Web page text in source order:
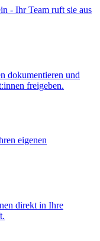
- Ihr Team ruft sie aus
dokumentieren und
freigeben.
eigenen
direkt in Ihre